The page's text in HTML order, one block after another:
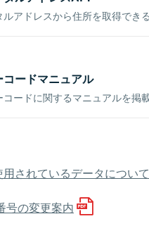
アドレスから住所を取得でき
ードマニュアル
ードに関するマニュアルを掲
されているデータについて
号の変更案内